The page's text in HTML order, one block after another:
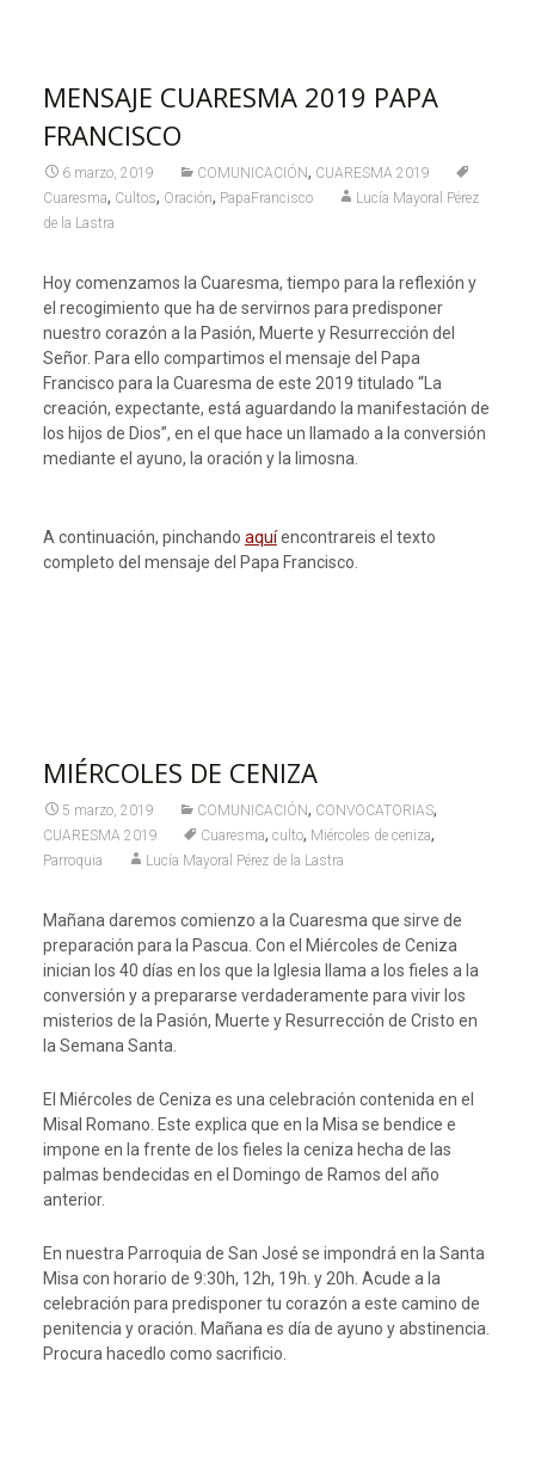
MENSAJE CUARESMA 2019 PAPA
FRANCISCO
6 marzo, 2019 COMUNICACIÓN, CUARESMA 2019
Cuaresma, Cultos, Oración, PapaFrancisco
Lucía Mayoral Pérez
de la Lastra
Hoy comenzamos la Cuaresma, tiempo para la reflexión y
el recogimiento que ha de servirnos para predisponer
nuestro corazón a la Pasión, Muerte y Resurrección del
Señor. Para ello compartimos el mensaje del Papa
Francisco para la Cuaresma de este 2019 titulado “La
creación, expectante, está aguardando la manifestación de
los hijos de Dios”, en el que hace un llamado a la conversión
mediante el ayuno, la oración y la limosna.
A continuación, pinchando aquíencontrareis el texto
completo del mensaje del Papa Francisco.
MIÉRCOLES DE CENIZA
5 marzo, 2019 COMUNICACIÓN, CONVOCATORIAS,
CUARESMA 2019 Cuaresma, culto, Miércoles de ceniza,
Parroquia Lucía Mayoral Pérez de la Lastra
Mañana daremos comienzo a la Cuaresma que sirve de
preparación para la Pascua. Con el Miércoles de Ceniza
inician los 40 días en los que la Iglesia llama a los fieles a la
conversión y a prepararse verdaderamente para vivir los
misterios de la Pasión, Muerte y Resurrección de Cristo en
la Semana Santa.
El Miércoles de Ceniza es una celebración contenida en el
Misal Romano. Este explica que en la Misa se bendice e
impone en la frente de los fieles la ceniza hecha de las
palmas bendecidas en el Domingo de Ramos del año
anterior.
En nuestra Parroquia de San José se impondrá en la Santa
Misa con horario de 9:30h, 12h, 19h. y 20h. Acude a la
celebración para predisponer tu corazón a este camino de
penitencia y oración. Mañana es día de ayuno y abstinencia.
Procura hacedlo como sacrificio.